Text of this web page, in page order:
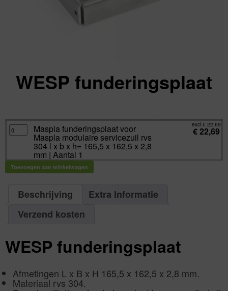
WESP funderingsplaat
Maspla
funderingsplaat
voor
servicezuil
rvs
304
165,5
162,5
1
aantal
Maspla funderingsplaat voor
Maspla modulaire servicezuil rvs
304 l x b x h= 165,5 x 162,5 x 2,8
mm | Aantal 1
excl.€ 22,69
€22,69
Toevoegen aan winkelwagen
Beschrijving
Extra Informatie
Verzend kosten
WESP funderingsplaat
Afmetingen L x B x H 165,5 x 162,5 x 2,8 mm.
Materiaal rvs 304.